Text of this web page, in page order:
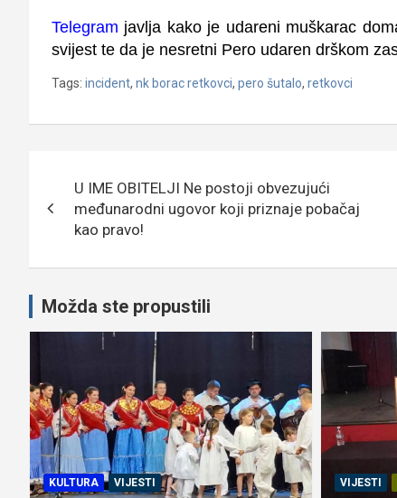
Telegram javlja kako je udareni muškarac
svijest te da je nesretni Pero udaren drškom
Tags: incident, nk borac retkovci, pero šutalo, retkovci
objava
U IME OBITELJI Ne postoji obvezujući
međunarodni ugovor koji priznaje pobačaj
kao pravo!
Možda ste propustili
KULTURA VIJESTI VIJESTI